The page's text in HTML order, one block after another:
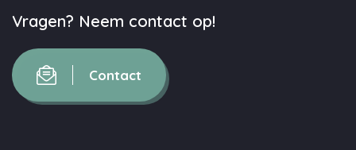
Vragen? Neem contact op!
Contact